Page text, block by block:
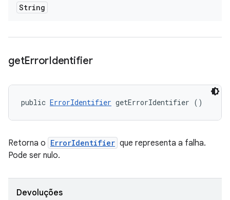
String
getErrorIdentifier
public ErrorIdentifier getErrorIdentifier ()
Retorna o ErrorIdentifier que representa a falha.
Pode ser nulo.
Devoluções